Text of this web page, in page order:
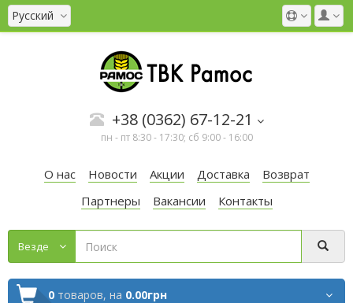
Русский
+38 (0362) 67-12-21
пн - пт 8:30 - 17:30; сб 9:00 - 16:00
О нас Новости Акции Доставка
Возврат
Партнеры
Вакансии Контакты
Везде
0 товаров, на 0.00грн